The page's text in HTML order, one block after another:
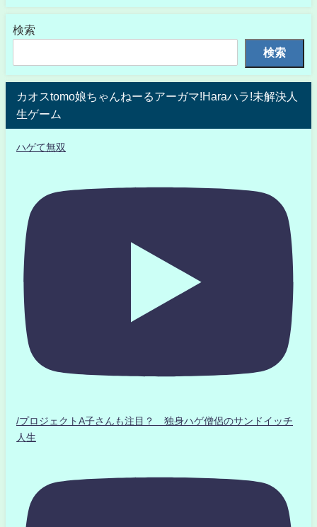
検索
検索
カオスtomo娘ちゃんねーるアーガマ!Haraハラ!未解決人
生ゲーム
ハゲて無双
/プロジェクトA子さんも注目？ 独身ハゲ僧侶のサンドイッチ
人生